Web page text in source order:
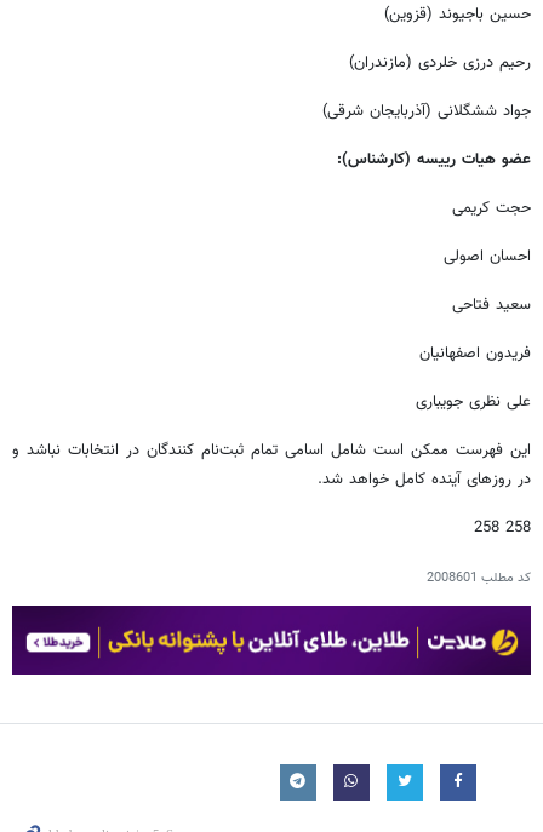
حسین باجیوند (قزوین)
رحیم درزی خلردی (مازندران)
جواد ششگلانی (آذربایجان شرقی)
عضو هیات رییسه (کارشناس):
حجت کریمی
احسان اصولی
سعید فتاحی
فریدون اصفهانیان
علی نظری جویباری
این فهرست ممکن است شامل اسامی تمام ثبت‌نام کنندگان در انتخابات نباشد و
در روزهای آینده کامل خواهد شد.
258 258
کد مطلب 2008601